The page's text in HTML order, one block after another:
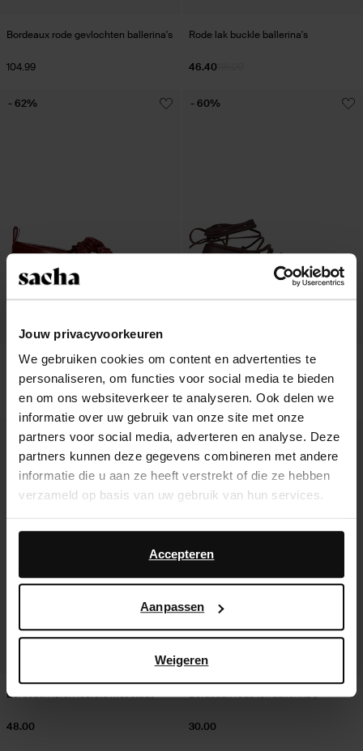
Jouw privacyvoorkeuren
We gebruiken cookies om content en advertenties te
personaliseren, om functies voor social media te bieden
en om ons websiteverkeer te analyseren. Ook delen we
informatie over uw gebruik van onze site met onze
partners voor social media, adverteren en analyse. Deze
partners kunnen deze gegevens combineren met andere
informatie die u aan ze heeft verstrekt of die ze hebben
verzameld op basis van uw gebruik van hun services.
Daarnaast werken wij samen met Google voor
advertentie- en meetdoeleinden. Meer informatie over
hoe Google uw persoonsgegevens gebruikt, vindt u op
Accepteren
Aanpassen
Weigeren
Bordeaux rode gevlochten ballerina's
104.99
Rode lak buckle ballerina's
46.40
Rode leren ballerina's met studs
40.00
- 62%
Burgundy leren ballerina's met veters
84.00
33.60
- 60%
Bordeaux leren loafers met studs
48.00
- 62%
Bordeaux rode lak ballerina's
30.00
- 52%